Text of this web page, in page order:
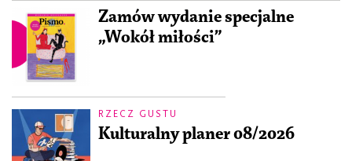
Zamów wydanie specjalne
„Wokół miłości”
RZECZ GUSTU
Kulturalny planer 08/2026